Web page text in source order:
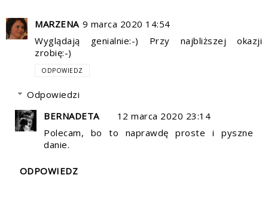
MARZENA 9 marca 2020 14:54
Wyglądają genialnie:-) Przy najbliższej okazji
zrobię:-)
ODPOWIEDZ
Odpowiedzi
BERNADETA
12 marca 2020 23:14
Polecam, bo to naprawdę proste i pyszne
danie.
ODPOWIEDZ